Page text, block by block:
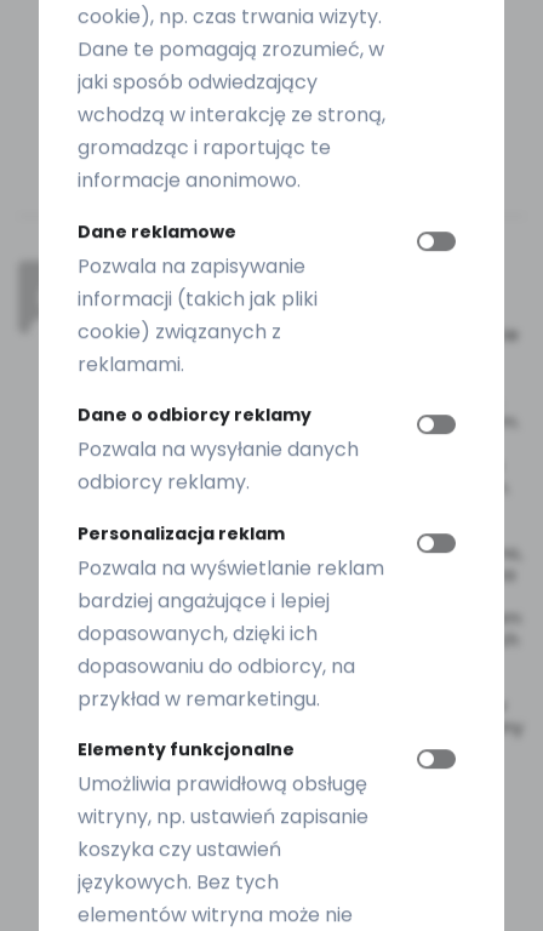
Bogi77– 2 lata temu
Urządzenie włącza się przez długie naciśnięcie
przycisku start. Posiada kilka trybów i trzy
stopnie intensywności. Przełączanie między
regulacja intensywności – drugim przyciskiem.
Do czyszczenia bierzemy zwykły wacik,
zwilżamy go wodą micelarną, nakładamy na
głowicę urządzenia i dociskając pierścieniem.
idealne do maseczek na noc i kremów
odżywczych. Niebieskie światło jest dobre rano,
podobnie jak pomarańczowe. Fajnie sprawdza
się przed imprezami gdyż odświeża twarz.
Pomarańczowe światło jest moim zbawieniem
o poranku, idealne do maseczek drenażowych
i plastrów z kofeiną. EMS UP – elektryczna
stymulacja mięśni, wyczuwalne impulsu
elektryczne! W trybie średnim lub wysokim w
ustach pojawiają się silne wibracje i metaliczny
posmak. W trybie niskim będzie tylko ciepło.
Ogólnie proste i niedrogie urządzenie, które
potrafi na prawdę sporo. Jestem mega
zadowolona z tego zakupy. Żałuję, że nie
miałam go wcześniej.
cookie), np. czas trwania wizyty.
Dane te pomagają zrozumieć, w
jaki sposób odwiedzający
wchodzą w interakcję ze stroną,
gromadząc i raportując te
informacje anonimowo.
Dane reklamowe
Pozwala na zapisywanie
informacji (takich jak pliki
cookie) związanych z
reklamami.
Dane o odbiorcy reklamy
Pozwala na wysyłanie danych
odbiorcy reklamy.
Personalizacja reklam
Pozwala na wyświetlanie reklam
bardziej angażujące i lepiej
dopasowanych, dzięki ich
dopasowaniu do odbiorcy, na
przykład w remarketingu.
Elementy funkcjonalne
Umożliwia prawidłową obsługę
witryny, np. ustawień zapisanie
koszyka czy ustawień
językowych. Bez tych
elementów witryna może nie